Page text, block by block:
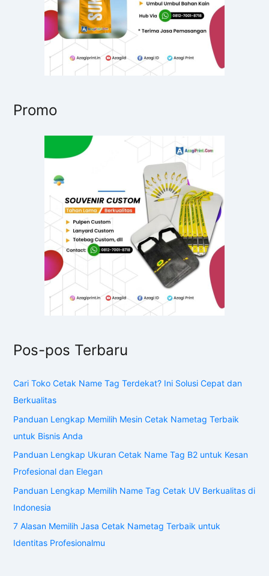
Promo
Pos-pos Terbaru
Cari Toko Cetak Name Tag Terdekat? Ini Solusi Cepat dan
Berkualitas
Panduan Lengkap Memilih Mesin Cetak Nametag Terbaik
untuk Bisnis Anda
Panduan Lengkap Ukuran Cetak Name Tag B2 untuk Kesan
Profesional dan Elegan
Panduan Lengkap Memilih Name Tag Cetak UV Berkualitas di
Indonesia
7 Alasan Memilih Jasa Cetak Nametag Terbaik untuk
Identitas Profesionalmu